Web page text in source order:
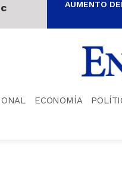
AUMENTO
ECONOMÍA